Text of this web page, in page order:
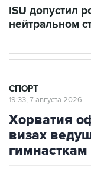
ISU допустил
нейтральном
СПОРТ
19:33, 7 августа 2026
Хорватия
визах